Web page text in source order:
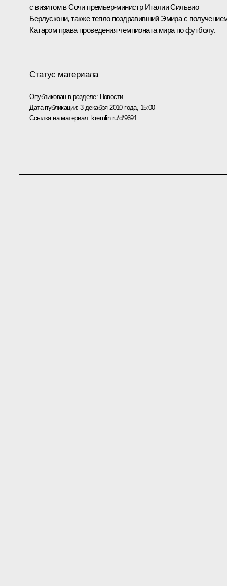
с визитом в Сочи премьер-министр ИталииСильвио
Берлускони, также тепло поздравивший Эмира с
Катаром права проведения чемпионата мира по футболу.
Статус материала
Опубликован в разделе: Новости
Дата публикации:3 декабря 2010 года, 15:00
Ссылка на материал: kremlin.ru/d/9691